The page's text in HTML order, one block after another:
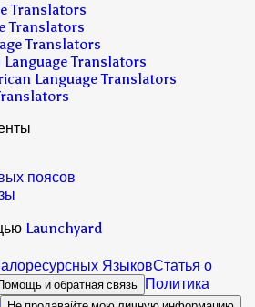
Translators
Translators
Translators
Translators
Language Translators
поясов
Launchyard
ЯзыковСтатья о
и обратная связь Политика